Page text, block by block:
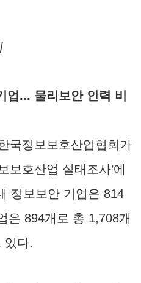
업... 물리보안 인력 비
국정보보호산업협회가
보호산업 실태조사’에
정보보안 기업은 814
은 894개로 총 1,708개
있다.